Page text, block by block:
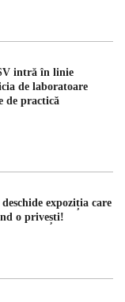
intră în linie
de laboratoare
de practică
expoziția care
o privești!